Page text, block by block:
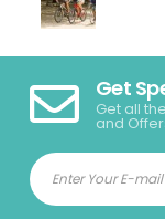
Get
Get all
and